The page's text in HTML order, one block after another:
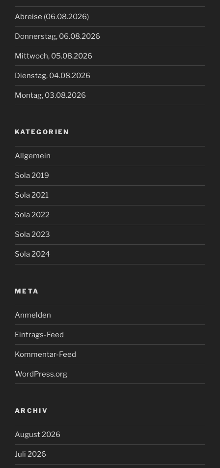
Abreise (06.08.2026)
Donnerstag, 06.08.2026
Mittwoch, 05.08.2026
Dienstag, 04.08.2026
Montag, 03.08.2026
KATEGORIEN
Allgemein
Sola 2019
Sola 2021
Sola 2022
Sola 2023
Sola 2024
META
Anmelden
Eintrags-Feed
Kommentar-Feed
WordPress.org
ARCHIV
August 2026
Juli 2026